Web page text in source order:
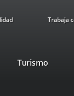
Trabaja
TurismoThis